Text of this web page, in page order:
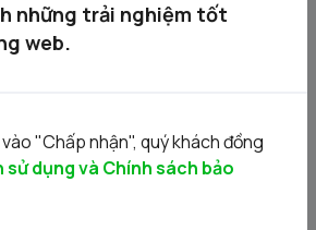
những trải nghiệm tốt
web.
"Chấp nhận", quý khách đồng
sử dụng và Chính sách bảo